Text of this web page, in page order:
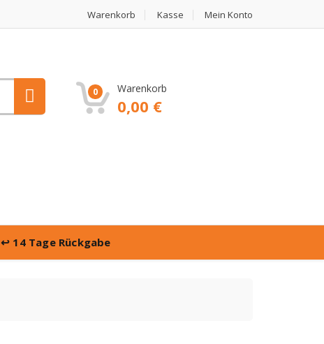
Warenkorb Kasse Mein Konto
0 Warenkorb
0,00 €
14 Tage Rückgabe